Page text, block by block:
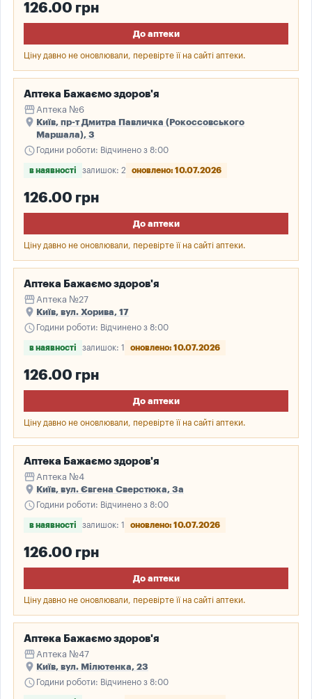
126.00 грн
До аптеки
Ціну давно не оновлювали, перевірте її на сайті аптеки.
Аптека Бажаємо здоров'я
storefront Аптека №6
place Київ, пр-т Дмитра Павличка (Рокоссовського
Маршала), 3
schedule Години роботи: Відчинено з 8:00
в наявності залишок: 2 оновлено: 10.07.2026
126.00 грн
До аптеки
Ціну давно не оновлювали, перевірте її на сайті аптеки.
Аптека Бажаємо здоров'я
storefront Аптека №27
place Київ, вул. Хорива, 17
schedule Години роботи: Відчинено з 8:00
в наявності залишок: 1 оновлено: 10.07.2026
126.00 грн
До аптеки
Ціну давно не оновлювали, перевірте її на сайті аптеки.
Аптека Бажаємо здоров'я
storefront Аптека №4
place Київ, вул. Євгена Сверстюка, 3а
schedule Години роботи: Відчинено з 8:00
в наявності залишок: 1 оновлено: 10.07.2026
126.00 грн
До аптеки
Ціну давно не оновлювали, перевірте її на сайті аптеки.
Аптека Бажаємо здоров'я
storefront Аптека №47
place Київ, вул. Мілютенка, 23
schedule Години роботи: Відчинено з 8:00